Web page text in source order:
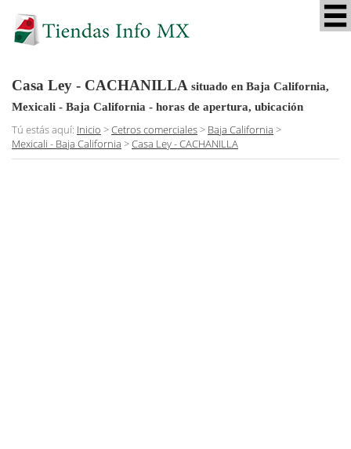
Casa Ley - CACHANILLA situado en Baja California,
Mexicali - Baja California - horas de apertura, ubicación
Tú estás aquí: Inicio >Cetros comerciales> Baja California >
Mexicali - Baja California >Casa Ley - CACHANILLA